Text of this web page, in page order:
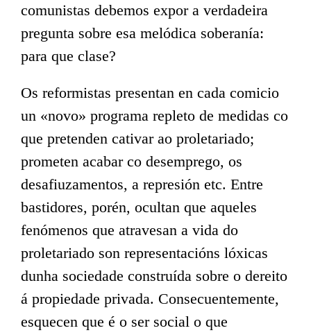
comunistas debemos expor a verdadeira
pregunta sobre esa melódica soberanía:
para que clase?
Os reformistas presentan en cada comicio
un «novo» programa repleto de medidas co
que pretenden cativar ao proletariado;
prometen acabar co desemprego, os
desafiuzamentos, a represión etc. Entre
bastidores, porén, ocultan que aqueles
fenómenos que atravesan a vida do
proletariado son representacións lóxicas
dunha sociedade construída sobre o dereito
á propiedade privada. Consecuentemente,
esquecen que é o ser social o que